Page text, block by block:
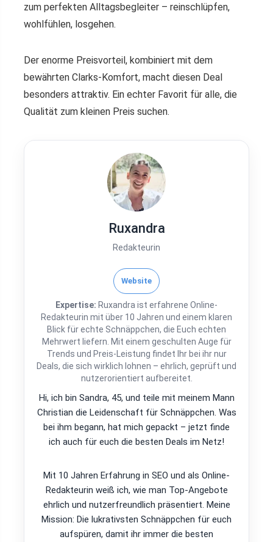
zum perfekten Alltagsbegleiter – reinschlüpfen,
wohlfühlen, losgehen.
Der enorme Preisvorteil, kombiniert mit dem
bewährten Clarks-Komfort, macht diesen Deal
besonders attraktiv. Ein echter Favorit für alle, die
Qualität zum kleinen Preis suchen.
Ruxandra
Redakteurin
Website
Expertise: Ruxandra ist erfahrene Online-
Redakteurin mit über 10 Jahren und einem klaren
Blick für echte Schnäppchen, die Euch echten
Mehrwert liefern. Mit einem geschulten Auge für
Trends und Preis-Leistung findet Ihr bei ihr nur
Deals, die sich wirklich lohnen – ehrlich, geprüft und
nutzerorientiert aufbereitet.
Hi, ich bin Sandra, 45, und teile mit meinem Mann
Christian die Leidenschaft für Schnäppchen. Was
bei ihm begann, hat mich gepackt – jetzt finde
ich auch für euch die besten Deals im Netz!
Mit 10 Jahren Erfahrung in SEO und als Online-
Redakteurin weiß ich, wie man Top-Angebote
ehrlich und nutzerfreundlich präsentiert. Meine
Mission: Die lukrativsten Schnäppchen für euch
aufspüren, damit ihr immer die besten